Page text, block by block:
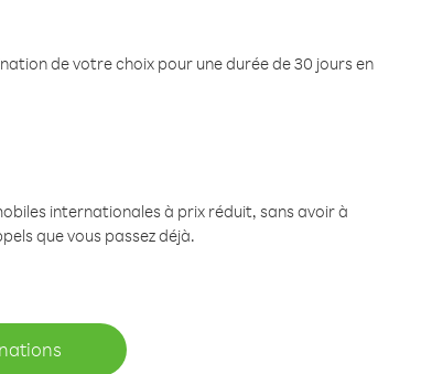
de votre choix pour une durée de 30 jours en
internationales à prix réduit, sans avoir à
que vous passez déjà.